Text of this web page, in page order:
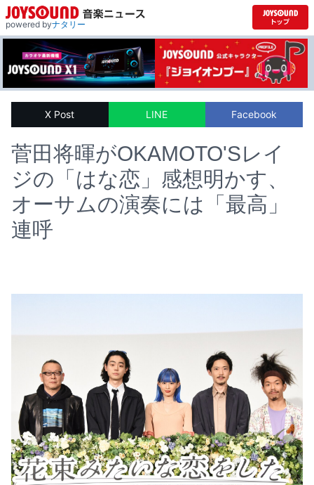
powered byナタリー
X Post LINE Facebook
菅田将暉がOKAMOTO'Sレイ
ジの「はな恋」感想明かす、
オーサムの演奏には「最高」
連呼